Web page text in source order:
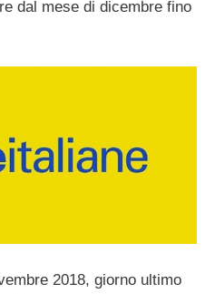
dal mese di dicembre fino
2018, giorno ultimo